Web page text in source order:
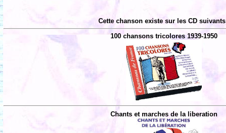
Cette chanson existe sur les CD
100 chansons tricolores 1939-1950
Chants et marches de la liberation